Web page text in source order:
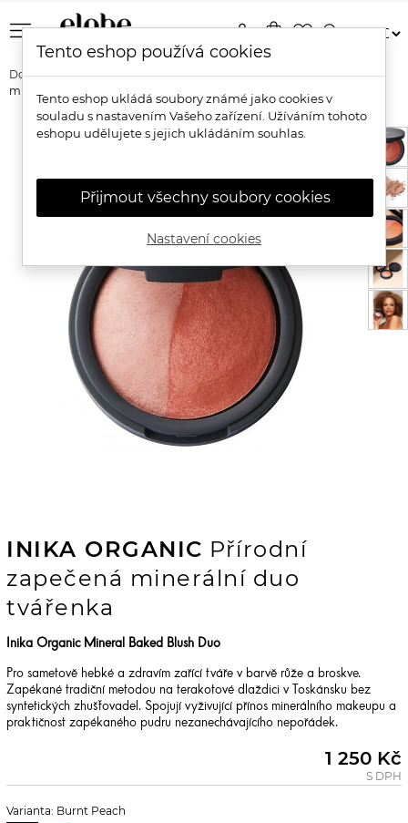
menu shopping_bagfavorite_bordersearch
person
Domů Značky Inika Organic
Inika Organic Přírodní zapečená
minerální duo tvářenka
INIKA ORGANIC Přírodní
zapečená minerální duo
tvářenka
Inika Organic Mineral Baked Blush Duo
Pro sametově hebké a zdravím zařící tváře v barvě růže a broskve.
Zapékané tradiční metodou na terakotové dlaždici v Toskánsku bez
syntetických zhušťovadel. Spojují vyživující přínos minerálního makeupu a
praktičnost zapékaného pudru nezanechávajícího nepořádek.
1 250 Kč
S DPH
Varianta: Burnt Peach
Tento eshop používá cookies
Tento eshop ukládá soubory známé jako cookies v
souladu s nastavením Vašeho zařízení. Užíváním tohoto
eshopu udělujete s jejich ukládáním souhlas.
Přijmout všechny soubory cookies
Nastavení cookies